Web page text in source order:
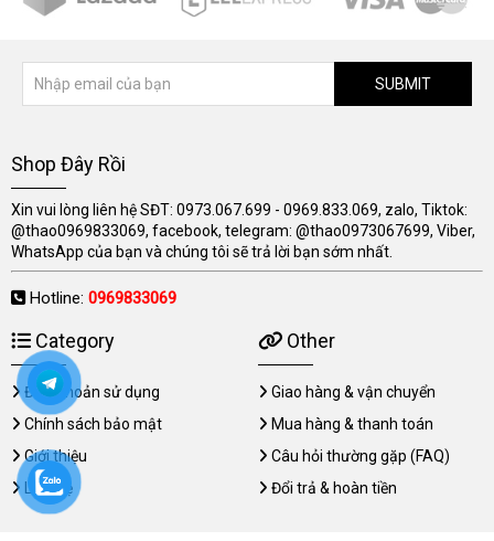
SUBMIT
Shop Đây Rồi
Xin vui lòng liên hệ SĐT: 0973.067.699 - 0969.833.069, zalo, Tiktok:
@thao0969833069, facebook, telegram: @thao0973067699, Viber,
WhatsApp của bạn và chúng tôi sẽ trả lời bạn sớm nhất.
Hotline: 0969833069
Category
Điều khoản sử dụng
Chính sách bảo mật
Giới thiệu
Liên hệ
Other
Giao hàng & vận chuyển
Mua hàng & thanh toán
Câu hỏi thường gặp (FAQ)
Đổi trả & hoàn tiền